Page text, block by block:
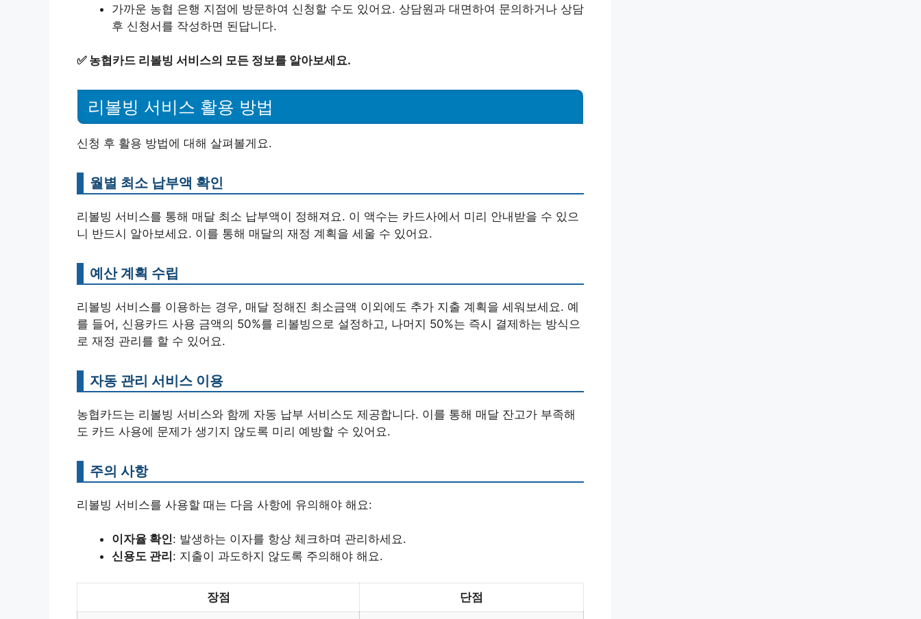
가까운 농협 은행 지점에 방문하여 신청할 수도 있어요. 상담원과 대면하여 문의하거나 상담
후 신청서를 작성하면 된답니다.
✅ 농협카드 리볼빙 서비스의 모든 정보를 알아보세요.
리볼빙 서비스 활용 방법
신청 후 활용 방법에 대해 살펴볼게요.
월별 최소 납부액 확인
리볼빙 서비스를 통해 매달 최소 납부액이 정해져요. 이 액수는 카드사에서 미리 안내받을 수 있으
니 반드시 알아보세요. 이를 통해 매달의 재정 계획을 세울 수 있어요.
예산 계획 수립
리볼빙 서비스를 이용하는 경우, 매달 정해진 최소금액 이외에도 추가 지출 계획을 세워보세요. 예
를 들어, 신용카드 사용 금액의 50%를 리볼빙으로 설정하고, 나머지 50%는 즉시 결제하는 방식으
로 재정 관리를 할 수 있어요.
자동 관리 서비스 이용
농협카드는 리볼빙 서비스와 함께 자동 납부 서비스도 제공합니다. 이를 통해 매달 잔고가 부족해
도 카드 사용에 문제가 생기지 않도록 미리 예방할 수 있어요.
주의 사항
리볼빙 서비스를 사용할 때는 다음 사항에 유의해야 해요:
이자율 확인: 발생하는 이자를 항상 체크하며 관리하세요.
신용도 관리 : 지출이 과도하지 않도록 주의해야 해요.
장점 단점